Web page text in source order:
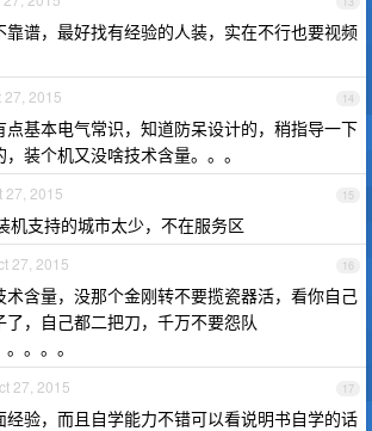
靠谱，最好找有经验的人装，实在不行也要视频
14
27, 2015
点基本电气常识，知道防呆设计的，稍指导一下
装个机又没啥技术含量。。。
15
27, 2015
机支持的城市太少，不在服务区
16
27, 2015
术含量，没那个金刚转不要揽瓷器活，看你自己
了，自己都二把刀，千万不要怨队
。。。
17
27, 2015
经验，而且自学能力不错可以看说明书自学的话